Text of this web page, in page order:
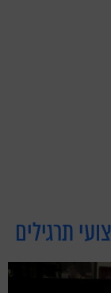
תרגילים